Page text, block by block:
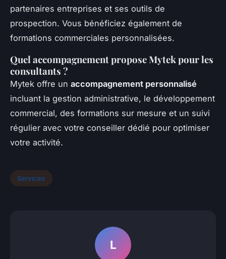
partenaires entreprises et ses outils de
prospection. Vous bénéficiez également de
formations commerciales personnalisées.
Quel accompagnement propose Mytek pour les
consultants ?
Mytek offre un accompagnement personnalisé
incluant la gestion administrative, le développement
commercial, des formations sur mesure et un suivi
régulier avec votre conseiller dédié pour optimiser
votre activité.
Services
L